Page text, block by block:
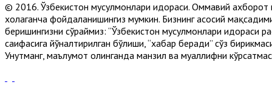
© 2016. Ўзбекистон мусулмонлари идораси. Оммавий ахборот
хоҳлаганча фойдаланишингиз мумкин. Бизнинг асосий
беришингизни сўраймиз: “Ўзбекистон мусулмонлари идораси
саҳифасига йўналтирилган бўлиши, “хабар беради” сўз
Унутманг, маълумот олинганда манзил ва муаллифни